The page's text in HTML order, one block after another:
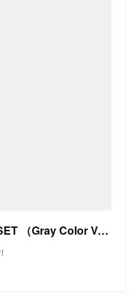
S.H.Figuarts ボディくん DX SET （Gray Color Ver.） | 魂ウェブ